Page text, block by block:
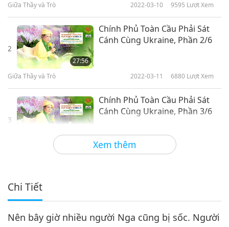
Xem thêm
Giữa Thầy và Trò 2022-03-10 9595 Lượt Xem
2
27:56
Chính Phủ Toàn Cầu Phải Sát
Cánh Cùng Ukraine, Phần 2/6
Giữa Thầy và Trò 2022-03-11 6880 Lượt Xem
3
Chính Phủ Toàn Cầu Phải Sát
Cánh Cùng Ukraine, Phần 3/6
Giữa Thầy và Trò 2022-03-12 6675
27:29
Giữa Thầy và Trò 2022-03-13 6259Lượt Xem
Chi Tiết
Nên bây giờ nhiều người Nga cũng bị sốc. Người